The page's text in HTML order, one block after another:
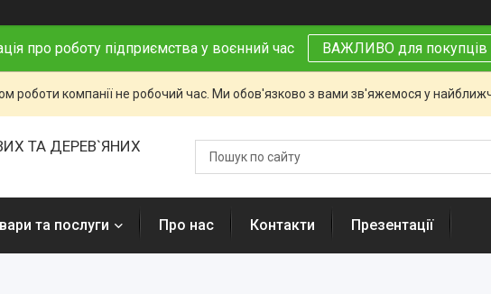
про роботу підприємства у воєнний час ВАЖЛИВО для покупців
роботи компанії не робочий час. Ми обов'язково з вами зв'яжемося у
ТА ДЕРЕВ`ЯНИХ
та послуги Про нас Контакти Презентації